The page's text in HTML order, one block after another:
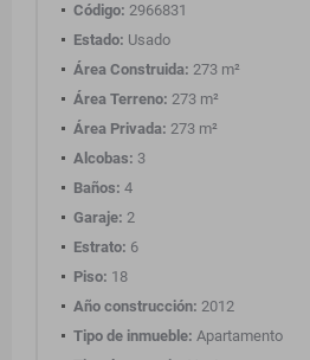
Código: 2966831
Estado: Usado
Área Construida: 273 m²
Área Terreno: 273 m²
Área Privada: 273 m²
Alcobas: 3
Baños: 4
Garaje: 2
Estrato: 6
Piso: 18
Año construcción: 2012
Tipo de inmueble: Apartamento